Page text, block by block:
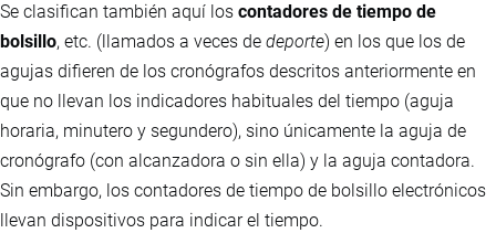
Se clasifican también aquí los contadores de tiempo de
bolsillo, etc. (llamados a veces de deporte) en los que los de
agujas difieren de los cronógrafos descritos anteriormente en
que no llevan los indicadores habituales del tiempo (aguja
horaria, minutero y segundero), sino únicamente la aguja de
cronógrafo (con alcanzadora o sin ella) y la aguja contadora.
Sin embargo, los contadores de tiempo de bolsillo electrónicos
llevan dispositivos para indicar el tiempo.